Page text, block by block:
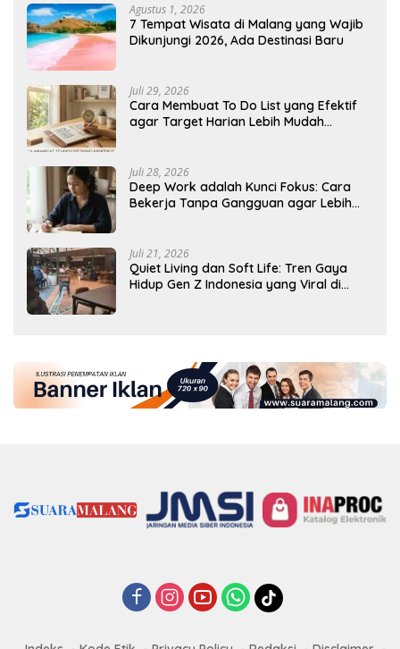
Agustus 1, 2026
7 Tempat Wisata di Malang yang Wajib
Dikunjungi 2026, Ada Destinasi Baru
Juli 29, 2026
Cara Membuat To Do List yang Efektif
agar Target Harian Lebih Mudah
Juli 28, 2026
Deep Work adalah Kunci Fokus: Cara
Bekerja Tanpa Gangguan agar Lebih
Juli 21, 2026
Quiet Living dan Soft Life: Tren Gaya
Hidup Gen Z Indonesia yang Viral di